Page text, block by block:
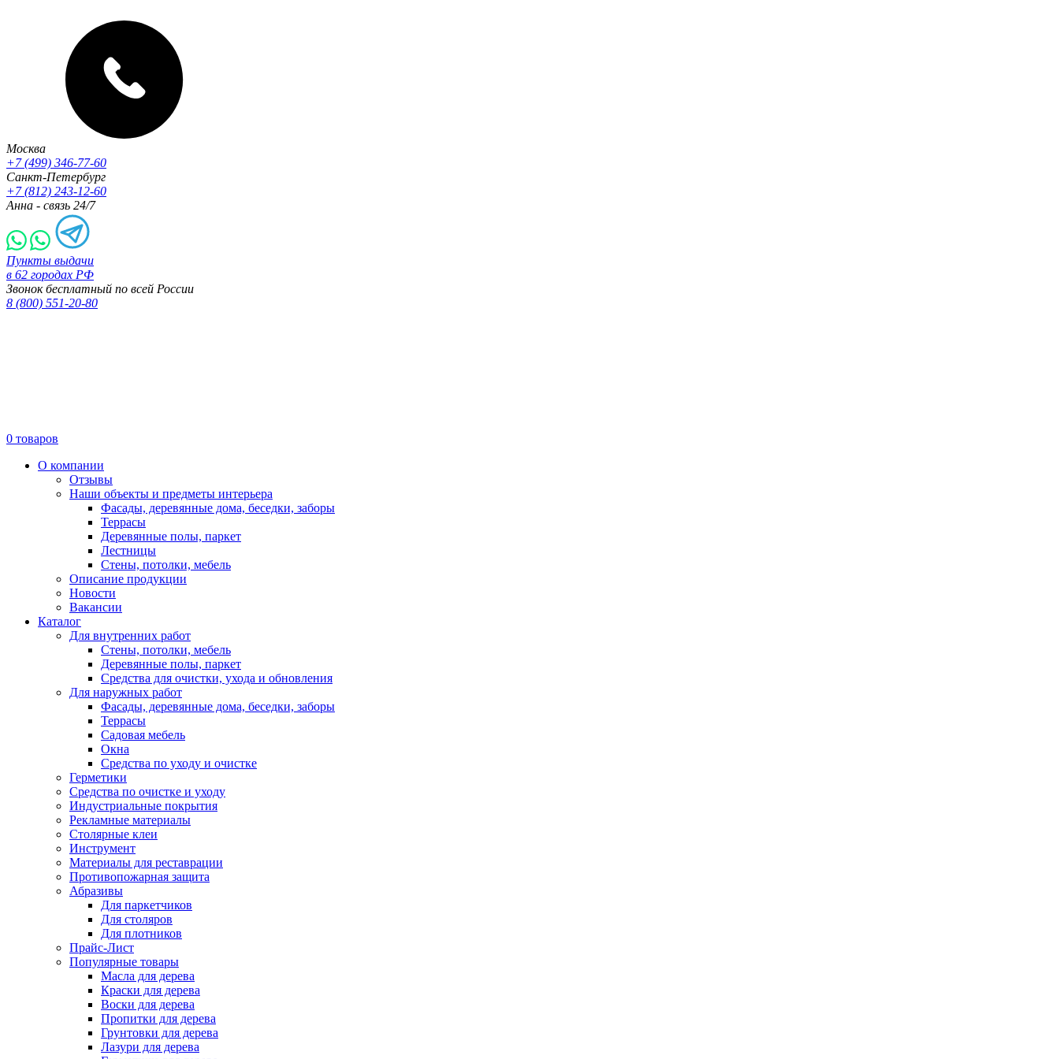
Москва
+7 (499) 346-77-60
Санкт-Петербург
+7 (812) 243-12-60
Анна - связь 24/7
Пункты выдачи
в 62 городах РФ
Звонок бесплатный по всей России
8 (800) 551-20-80
0 товаров
О компании
Отзывы
Наши объекты и предметы интерьера
Фасады, деревянные дома, беседки, заборы
Террасы
Деревянные полы, паркет
Лестницы
Стены, потолки, мебель
Описание продукции
Новости
Вакансии
Каталог
Для внутренних работ
Стены, потолки, мебель
Деревянные полы, паркет
Средства для очистки, ухода и обновления
Для наружных работ
Фасады, деревянные дома, беседки, заборы
Террасы
Садовая мебель
Окна
Средства по уходу и очистке
Герметики
Средства по очистке и уходу
Индустриальные покрытия
Рекламные материалы
Столярные клеи
Инструмент
Материалы для реставрации
Противопожарная защита
Абразивы
Для паркетчиков
Для столяров
Для плотников
Прайс-Лист
Популярные товары
Масла для дерева
Краски для дерева
Воски для дерева
Пропитки для дерева
Грунтовки для дерева
Лазури для дерева